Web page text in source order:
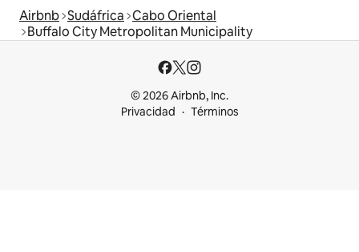
Airbnb Sudáfrica Cabo Oriental
Buffalo City Metropolitan Municipality
© 2026 Airbnb, Inc.
Privacidad
Términos